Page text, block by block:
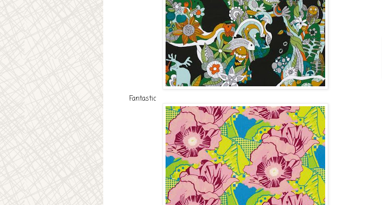
Fantastic